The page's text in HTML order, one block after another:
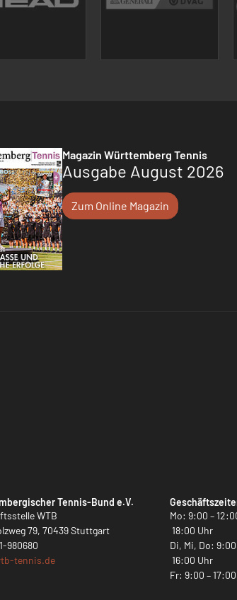
Magazin Württemberg Tennis
Ausgabe August 2026
Zum Online Magazin
Tennis-Bund e.V.
WTB
79, 70439 Stuttgart
980680
tennis.de
Mo: 9:00 –
18:00 Uhr
Di, Mi, Do:
16:00 Uhr
Fr: 9:00 –